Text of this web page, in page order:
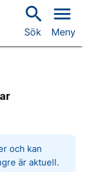
search
Sök
menu
Meny
och kan
är aktuell.